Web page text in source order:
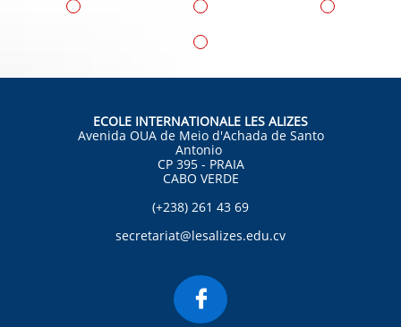
ECOLE INTERNATIONALE LES ALIZES
Avenida OUA de Meio d'Achada de Santo
Antonio
CP 395 - PRAIA
CABO VERDE
(+238) 261 43 69
secretariat@lesalizes.edu.cv
